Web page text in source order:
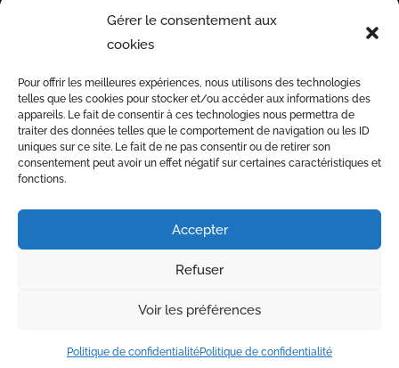
Gérer le consentement aux
cookies
Pour offrir les meilleures expériences, nous utilisons des technologies
telles que les cookies pour stocker et/ou accéder aux informations des
appareils. Le fait de consentir à ces technologies nous permettra de
traiter des données telles que le comportement de navigation ou les ID
uniques sur ce site. Le fait de ne pas consentir ou de retirer son
consentement peut avoir un effet négatif sur certaines caractéristiques et
fonctions.
Accepter
Refuser
Voir les préférences
Politique de confidentialitéPolitique de confidentialité
Suivre
INFORMATIONS
Conditions générales
de vente
Informations de
livraison
TOUTE
SÉCURITÉ
3D
réservée aux professionnels